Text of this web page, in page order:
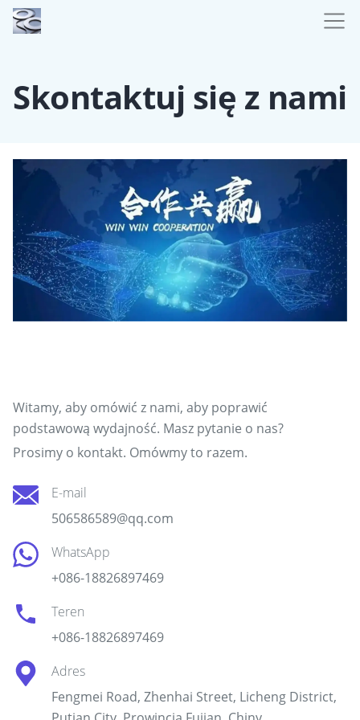
Skontaktuj się z nami
Witamy, aby omówić z nami, aby poprawić
podstawową wydajność. Masz pytanie o nas?
Prosimy o kontakt. Omówmy to razem.
E-mail
506586589@qq.com
WhatsApp
+086-18826897469
Teren
+086-18826897469
Adres
Fengmei Road, Zhenhai Street, Licheng District,